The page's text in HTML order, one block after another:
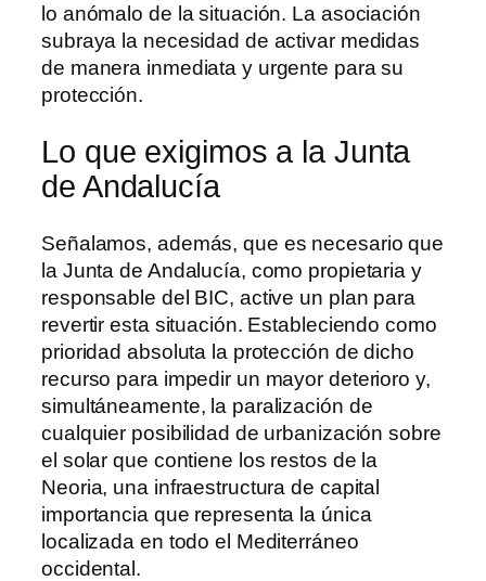
lo anómalo de la situación. La asociación
subraya la necesidad de activar medidas
de manera inmediata y urgente para su
protección.
Lo que exigimos a la Junta
de Andalucía
Señalamos, además, que es necesario que
la Junta de Andalucía, como propietaria y
responsable del BIC, active un plan para
revertir esta situación. Estableciendo como
prioridad absoluta la protección de dicho
recurso para impedir un mayor deterioro y,
simultáneamente, la paralización de
cualquier posibilidad de urbanización sobre
el solar que contiene los restos de la
Neoria, una infraestructura de capital
importancia que representa la única
localizada en todo el Mediterráneo
occidental.